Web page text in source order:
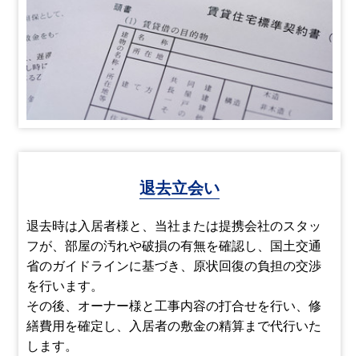
退去立会い
退去時は入居者様と、当社または提携会社のスタッ
フが、部屋の汚れや破損の有無を確認し、国土交通
省のガイドラインに基づき、原状回復の負担の交渉
を行います。
その後、オーナー様と工事内容の打合せを行い、修
繕費用を確定し、入居者の敷金の精算まで代行いた
します。